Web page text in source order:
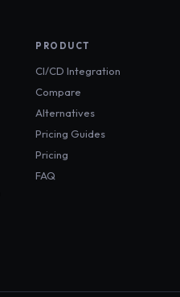
PRODUCT
CI/CD Integration
Compare
Alternatives
Pricing Guides
Pricing
FAQ